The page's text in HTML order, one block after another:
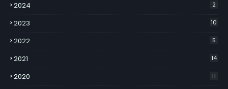
2024 2
2023 10
2022 5
2021 14
2020 11